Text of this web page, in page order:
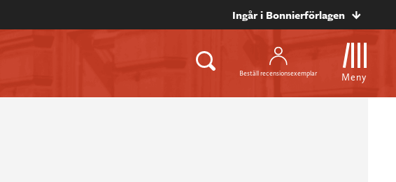
Ingår i Bonnierförlagen
Beställ recensionsexemplar Meny